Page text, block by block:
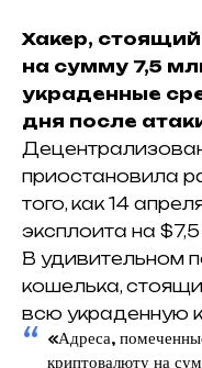
Хакер,
на сумму 7,5
украденные
дня после
приостановила
того, как 14
эксплоита на
В удивительном
кошелька,
всю украденную
«Адреса,
криптовалюту на